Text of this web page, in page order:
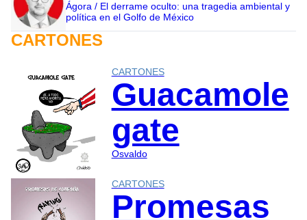
Ágora / El derrame oculto: una tragedia ambiental y
política en el Golfo de México
CARTONES
CARTONES
Guacamole
gate
Osvaldo
CARTONES
Promesas